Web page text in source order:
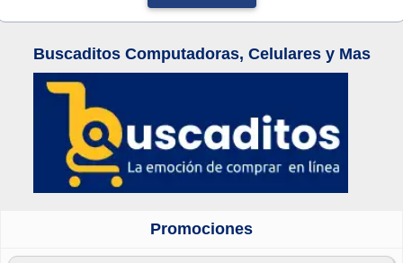
Buscaditos Computadoras, Celulares y Mas
Promociones